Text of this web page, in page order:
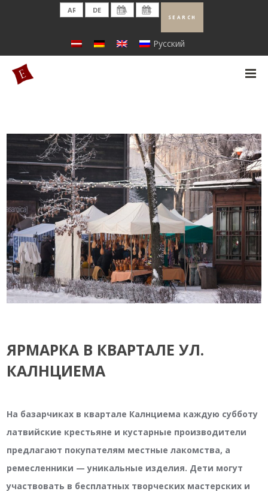
Русский
ЯРМАРКА В КВАРТАЛЕ УЛ.
КАЛНЦИЕМА
На базарчиках в квартале Калнциема каждую субботу
латвийские крестьяне и кустарные производители
предлагают покупателям местные лакомства, а
ремесленники — уникальные изделия. Дети могут
участвовать в бесплатных творческих мастерских и